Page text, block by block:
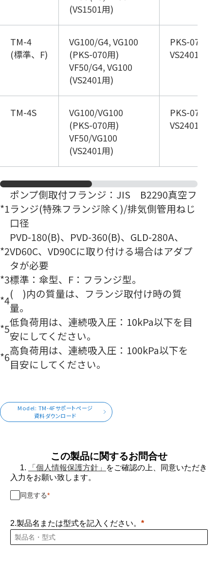
(VS1501用)
TM-4
(標準、F)
VG100/G4, VG100
(PKS-070用)
VF50/G4, VG100
(VS2401用)
PKS-070
VS2401
TM-4S
VG100/VG100
(PKS-070用)
VF50/VG100
(VS2401用)
PKS-070 (
VS2401 (高
*1
ポンプ側取付フランジ：JIS B2290真空フ
ランジ(特殊フランジ除く)/排気側管用ねじ
口径
*2
PVD-180(B)、PVD-360(B)、GLD-280A、
VD60C、VD90Cに取り付ける場合はアダプ
タが必要
*3標準：傘型、F：フランジ型。
*4( )内の質量は、フランジ取付け時の質
量。
*5低負荷用は、連続吸入圧：10kPa以下を目
安にしてください。
*6高負荷用は、連続吸入圧：100kPa以下を
目安にしてください。
Model: TM-4Fサポートページ
資料ダウンロード
この製品に関するお問合せ
1. 「個人情報保護方針」
をご確認の上、同意いただき
入力をお願い致します。
同意する
2.製品名または型式を記入ください。